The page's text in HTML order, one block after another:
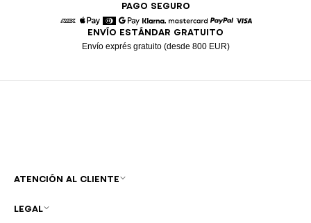
PAGO SEGURO
American Express
Apple Pay
DinersGoogle Pay
Klarna MastercardPaypal
ENVÍO ESTÁNDAR GRATUITO
Envío exprés gratuito (desde 800 EUR)
ATENCIÓN AL CLIENTE
LEGAL